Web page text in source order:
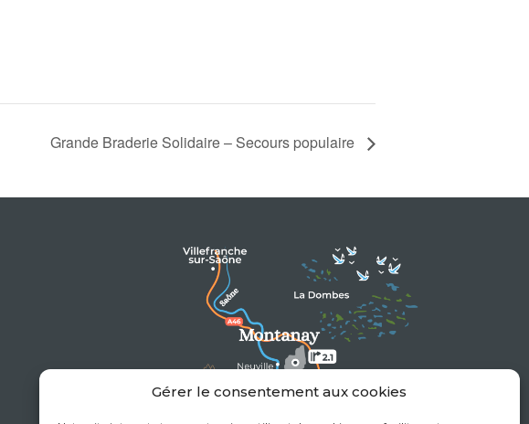
Gérer le consentement aux cookies
Grande Braderie Solidaire – Secours populaire